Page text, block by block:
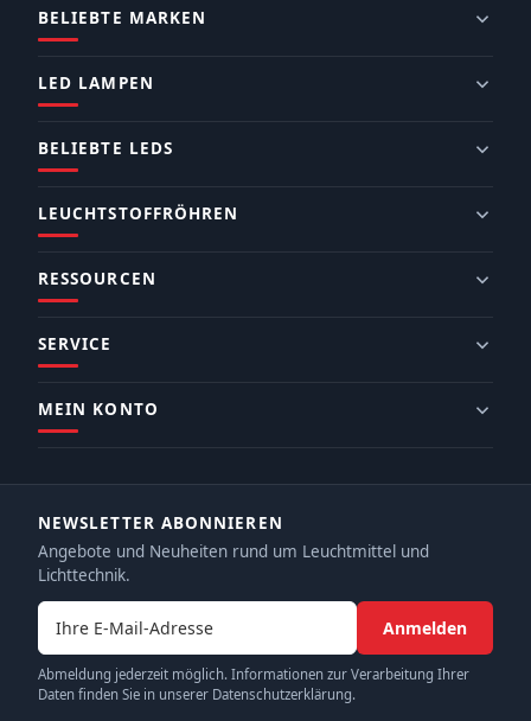
BELIEBTE MARKEN
LED LAMPEN
BELIEBTE LEDS
LEUCHTSTOFFRÖHREN
RESSOURCEN
SERVICE
MEIN KONTO
NEWSLETTER ABONNIEREN
Angebote und Neuheiten rund um Leuchtmittel und
Lichttechnik.
E-Mail-Adresse
Anmelden
Abmeldung jederzeit möglich. Informationen zur Verarbeitung Ihrer
Daten finden Sie in unserer Datenschutzerklärung.